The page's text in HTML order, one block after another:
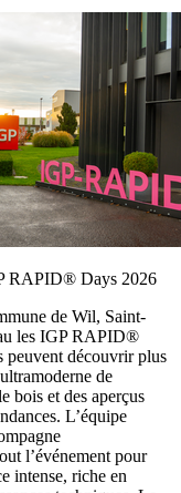
RAPID® Days 2026
de Wil, Saint-
les IGP RAPID®
peuvent découvrir plus
de
bois et des aperçus
L’équipe
l’événement pour
intense, riche en